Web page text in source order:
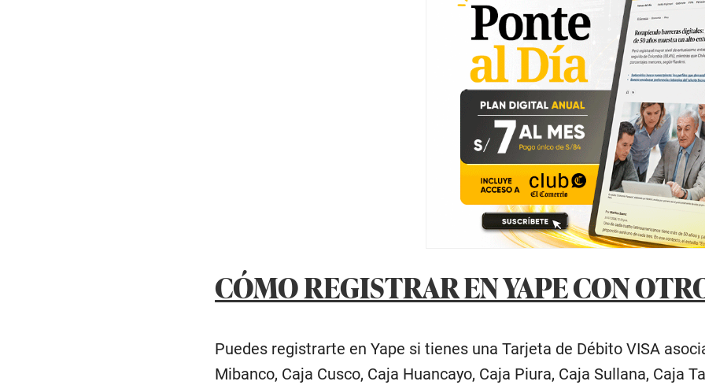
CÓMO REGISTRAR EN YAPE CON
Puedes registrarte en Yape si tienes una Tarjeta de Débito VISA
Mibanco, Caja Cusco, Caja Huancayo, Caja Piura, Caja Sullana, Caja